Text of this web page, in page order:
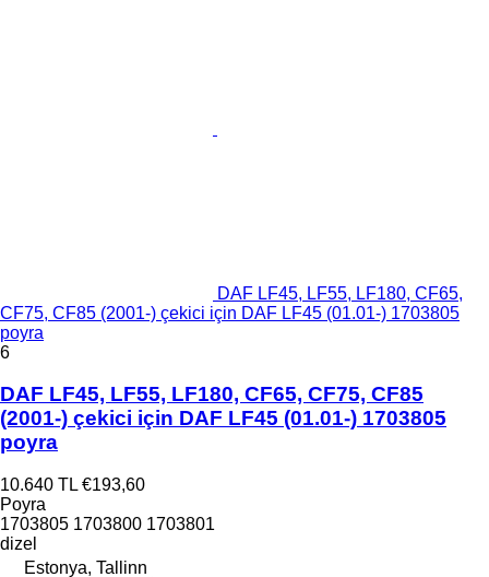
DAF LF45, LF55, LF180, CF65,
CF75, CF85 (2001-) çekici için DAF LF45 (01.01-) 1703805
poyra
6
DAF LF45, LF55, LF180, CF65, CF75, CF85
(2001-) çekici için DAF LF45 (01.01-) 1703805
poyra
10.640 TL €193,60
Poyra
1703805 1703800 1703801
dizel
Estonya, Tallinn